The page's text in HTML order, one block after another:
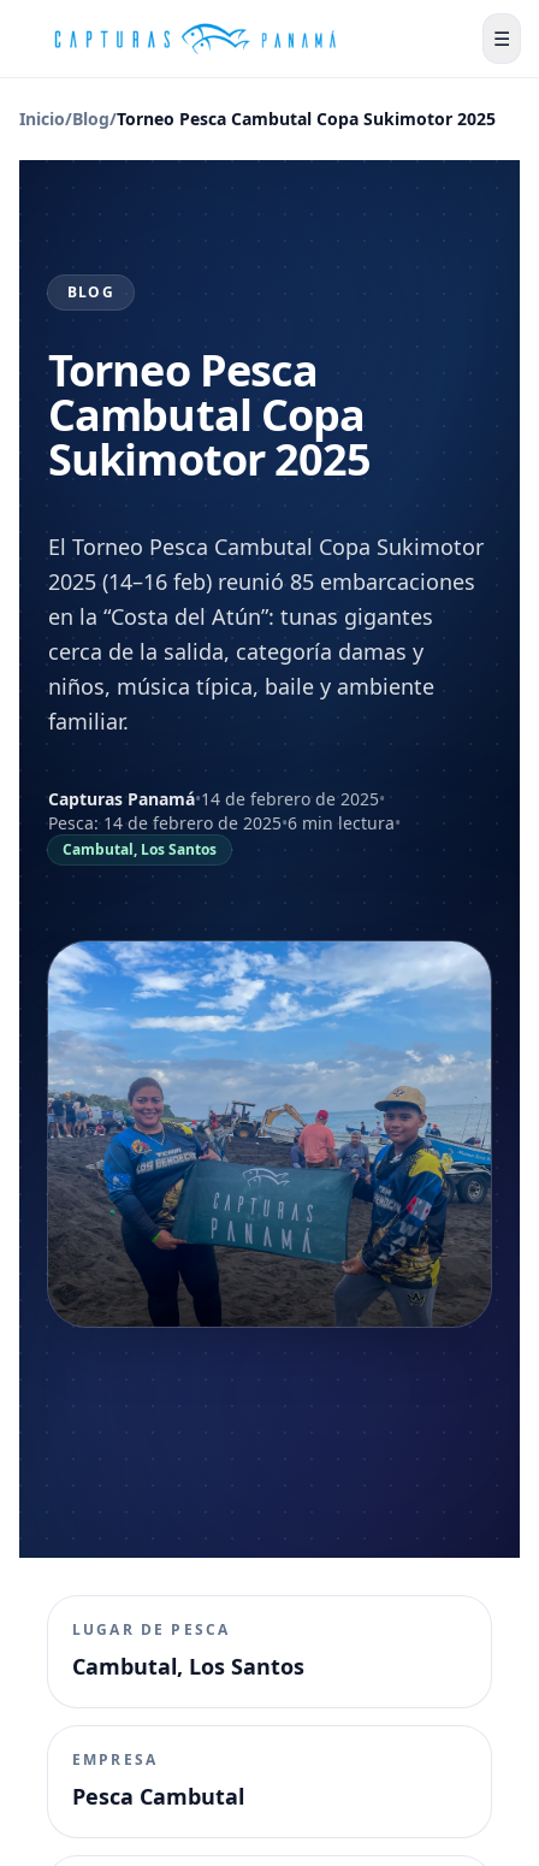
☰
Inicio/Blog/Torneo Pesca Cambutal Copa Sukimotor 2025
BLOG
Torneo Pesca
Cambutal Copa
Sukimotor 2025
El Torneo Pesca Cambutal Copa Sukimotor
2025 (14–16 feb) reunió 85 embarcaciones
en la “Costa del Atún”: tunas gigantes
cerca de la salida, categoría damas y
niños, música típica, baile y ambiente
familiar.
Capturas Panamá•14 de febrero de 2025•
Pesca: 14 de febrero de 2025•6 min lectura•
Cambutal, Los Santos
LUGAR DE PESCA
Cambutal, Los Santos
EMPRESA
Pesca Cambutal